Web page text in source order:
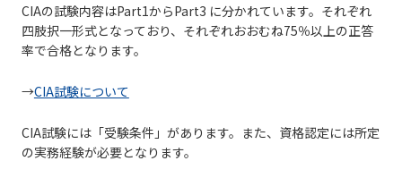
CIAの試験内容はPart1からPart3 に分かれています。それぞれ
四肢択一形式となっており、それぞれおおむね75％以上の正答
率で合格となります。
→CIA試験について
CIA試験には「受験条件」があります。また、資格認定には所定
の実務経験が必要となります。